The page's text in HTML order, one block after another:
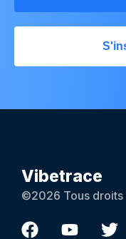
Vibetrace
©2026 Tous droits